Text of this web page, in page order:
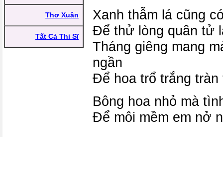
Thơ Xuân
Tất Cả Thi Sĩ
Xanh thẫm lá cũng
Để thử lòng quân tử
Tháng giêng mang
ngần
Để hoa trổ trắng tràn
Bông hoa nhỏ mà
Để môi mềm em nở